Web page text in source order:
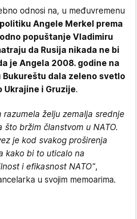
odnosi na, u međuvremenu
politiku Angele Merkel prema
popuštanje Vladimiru
da Rusija nikada ne bi
je Angela 2008. godine na
Bukureštu dala zeleno svetlo
Ukrajine i Gruzije.
razumela želju zemalja srednje
što bržim članstvom u NATO.
je kod svakog proširenja
kako bi to uticalo na
i efikasnost NATO",
u svojim memoarima.